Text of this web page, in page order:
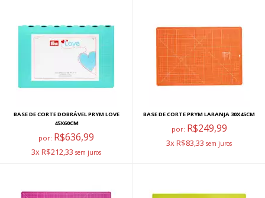
BASE DE CORTE DOBRÁVEL PRYM LOVE
45X60CM
por: R$636,99
3x R$212,33
BASE DE CORTE PRYM LARANJA 30X45CM
por: R$249,99
3x R$83,33